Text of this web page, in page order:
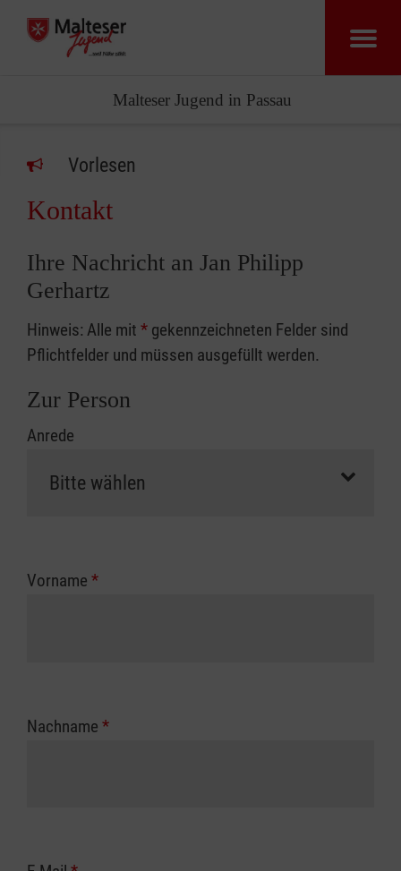
Malteser Jugend in Passau
Vorlesen
Kontakt
Ihre Nachricht an Jan Philipp
Gerhartz
Hinweis: Alle mit * gekennzeichneten Felder sind
Pflichtfelder und müssen ausgefüllt werden.
Zur Person
Anrede
Vorname *
Nachname *